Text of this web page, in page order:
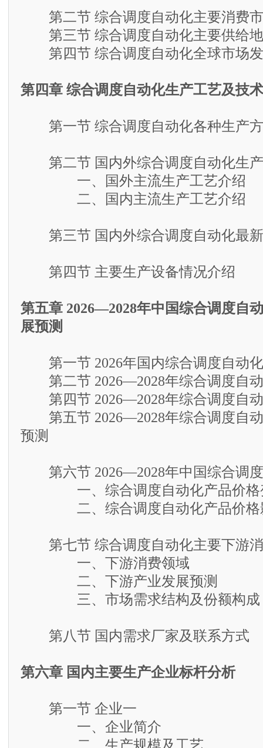
第二节 综合调度自动化主要消费
第三节 综合调度自动化主要供给
第四节 综合调度自动化全球市场发
第四章 综合调度自动化生产工艺及技
第一节 综合调度自动化各种生产方
第二节 国内外综合调度自动化生产
一、国外主流生产工艺介绍
二、国内主流生产工艺介绍
第三节 国内外综合调度自动化最新
第四节 主要生产设备情况介绍
第五章 2026—2028年中国综合调度自
展预测
第一节 2026年国内综合调度自动化
第二节 2026—2028年综合调度自动
第四节 2026—2028年综合调度自动
第五节 2026—2028年综合调度自动
预测
第六节 2026—2028年中国综合调度
一、综合调度自动化产品价格
二、综合调度自动化产品价格
第七节 综合调度自动化主要下游消
一、下游消费领域
二、下游产业发展预测
三、市场需求结构及份额构成
第八节 国内需求厂家及联系方式
第六章 国内主要生产企业标杆分析
第一节 企业一
一、企业简介